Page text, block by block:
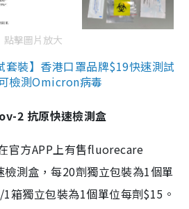
點擊圖片放大
套裝】香港口罩品牌$19快速測試
檢測Omicron病毒
2 抗原快速檢測盒
官方APP上有售fluorecare
檢測盒，每20劑獨立包裝為1個單
箱獨立包裝為1個單位每劑$15。